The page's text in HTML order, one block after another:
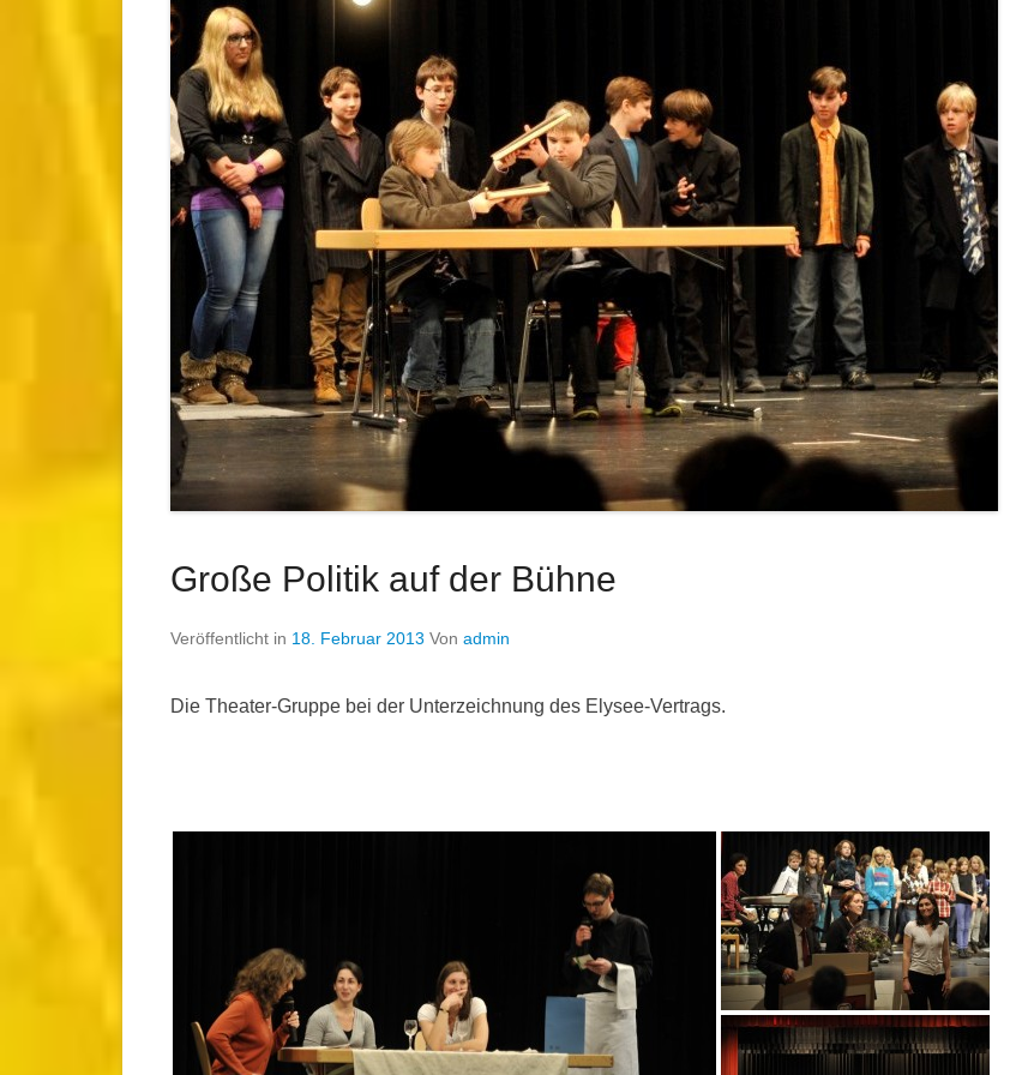
Große Politik auf der Bühne
Veröffentlicht in 18. Februar 2013 Von admin
Die Theater-Gruppe bei der Unterzeichnung des Elysee-Vertrags.